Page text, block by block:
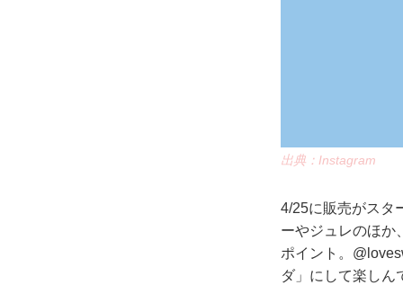
出典：Instagram
4/25に販売がスタ
ーやジュレのほか
ポイント。
ダ」にして楽しん